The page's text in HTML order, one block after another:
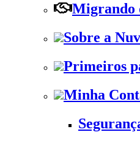
Migrando
Sobre a
Primeiros
Minha